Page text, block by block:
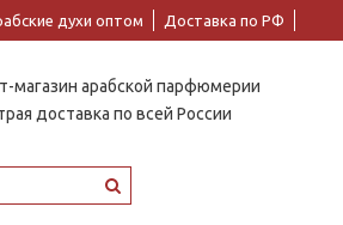
духи оптом Доставка по РФ
магазин арабской парфюмерии
доставка по всей России